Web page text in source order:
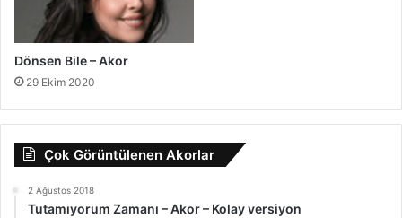
Dönsen Bile – Akor
29 Ekim 2020
Çok Görüntülenen Akorlar
2 Ağustos 2018
Tutamıyorum Zamanı – Akor – Kolay versiyon